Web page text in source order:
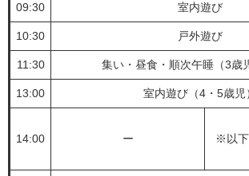
09:30 室内遊び
10:30 戸外遊び
11:30 集い・昼食・順次午睡（3歳
13:00 室内遊び（4・5歳児
14:00 ー
※以下